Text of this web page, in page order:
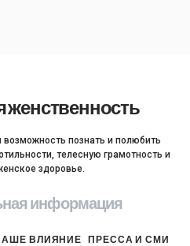
женственность
возможность познать и полюбить
телесную грамотность и
здоровье.
информация
ВЛИЯНИЕ ПРЕССА И СМИ